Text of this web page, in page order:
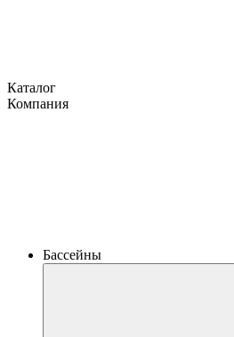
Каталог
Компания
Бассейны